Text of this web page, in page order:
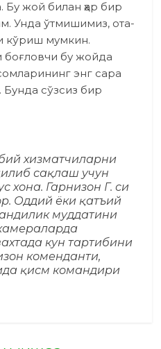
Бу жой билан ҳар бир
Унда ўтмишимиз, ота-
кўриш мумкин.
боғловчи бу жойда
энг сара
сўзсиз бир
хизматчиларни
сақлаш учун
хона. Гарнизон Г. си
Оддий ёки қатъий
муддатини
кун тартибини
коменданти,
қисм командири